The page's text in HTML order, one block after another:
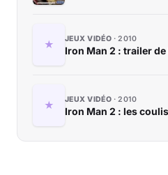
JEUX VIDÉO 2010
Iron Man 2 : trailer
JEUX VIDÉO 2010
Iron Man 2 : les